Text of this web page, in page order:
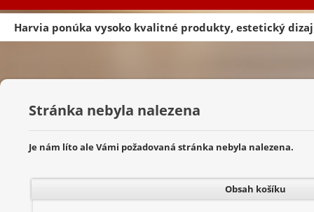
Harvia ponúka vysoko kvalitné produkty, estetický
Stránka nebyla nalezena
Je nám líto ale Vámi požadovaná stránka nebyla nalezena.
Obsah košíku